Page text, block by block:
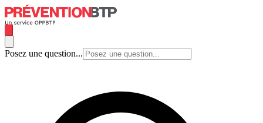
Posez une question...